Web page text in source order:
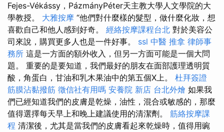
Fejes-Vékássy，PázmányPéter天主教大學人文學院的大
學教授。 大雅按摩 “他們對什麼樣的髮型，做什麼化妝，想
喜歡自己和他人感到好奇。 經絡按摩課程台北 對於美容公
司來說，購買更多人也是一件好事。 ssl 中醫 推拿 律師事
務所 這是一方面的額外收入，但另一方面可能是一個大問
題。 重要的是要知道，我們最好的朋友在面部護理透明質
酸，角蛋白，甘油和乳木果油中的第五個X上。 杜拜簽證
筋膜沾黏撥筋 徵信社有用嗎 安養院 新店 台北外燴 如果我
們已經知道我們的皮膚是乾燥，油性，混合或敏感的，那麼
值得選擇每天早上和晚上建議使用的清潔劑。 筋絡按摩課
程 清潔後，尤其是當我們的皮膚看起來乾燥時，值得用豌